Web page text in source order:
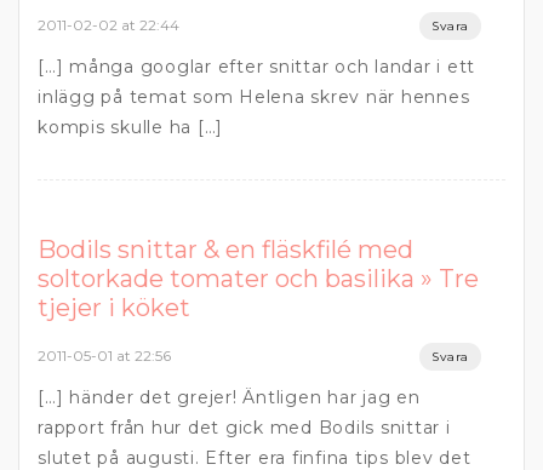
2011-02-02 at 22:44 Svara
[…] många googlar efter snittar och landar i ett
inlägg på temat som Helena skrev när hennes
kompis skulle ha […]
Bodils snittar & en fläskfilé med
soltorkade tomater och basilika » Tre
tjejer i köket
2011-05-01 at 22:56 Svara
[…] händer det grejer! Äntligen har jag en
rapport från hur det gick med Bodils snittar i
slutet på augusti. Efter era finfina tips blev det